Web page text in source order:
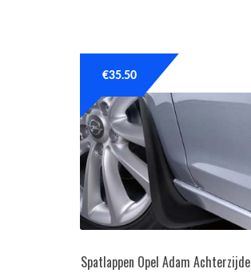
Spatlappen Opel Adam Achterzijde
€35.50